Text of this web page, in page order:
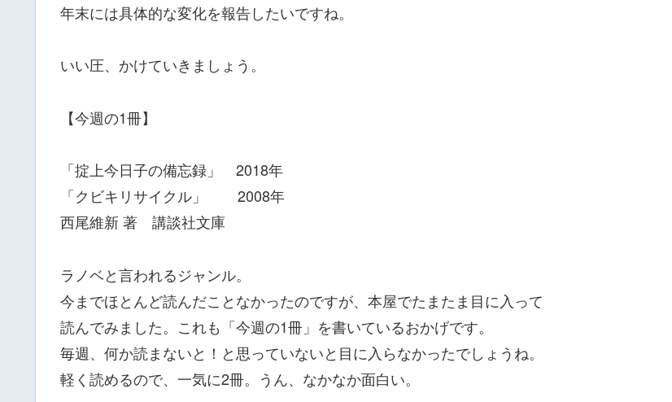
年末には具体的な変化を報告したいですね。
いい圧、かけていきましょう。
【今週の1冊】
「掟上今日子の備忘録」 2018年
「クビキリサイクル」 2008年
西尾維新 著 講談社文庫
ラノベと言われるジャンル。
今までほとんど読んだことなかったのですが、本屋でたまたま目に 入って
読んでみました。これも「今週の1冊」を書いているおかげです。
毎週、何か読まないと！と思っていないと目に入らなかったでしょ うね。
軽く読めるので、一気に2冊。うん、なかなか面白い。